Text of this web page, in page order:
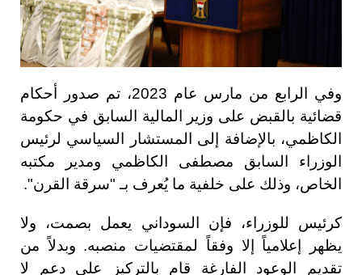
وفي الرابع من مارس عام 2023، تم صدور أحكام
قضائية بالقبض على وزير المالية السابق في حكومة
الكاظمي، بالإضافة إلى المستشار السياسي لرئيس
الوزراء السابق مصطفى الكاظمي ومدير مكتبه
الخاص، وذلك على خلفية ما يُعرف بـ "سرقة القرن".
كرئيس للوزراء، فإن السوداني يعمل بصمت، ولا
يظهر إعلامياً إلا وفقاً لمقتضيات منصبه. وبدلاً من
تقديم الوعود الفارغة قام بالتركيز على دعم لا